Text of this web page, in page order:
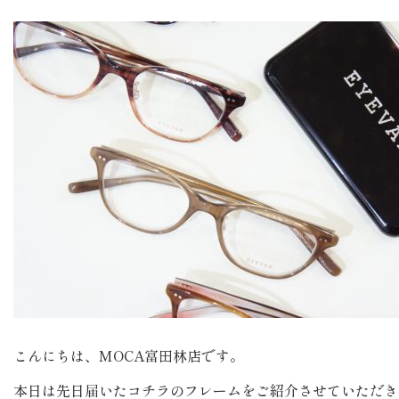
こんにちは、MOCA富田林店です。
本日は先日届いたコチラのフレームをご紹介させていただ